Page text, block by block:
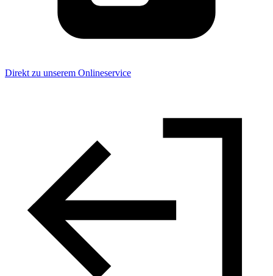
Direkt zu unserem Onlineservice